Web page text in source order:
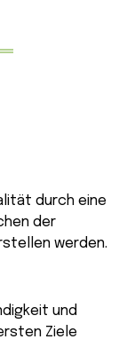
durch eine
der
werden.
und
Ziele